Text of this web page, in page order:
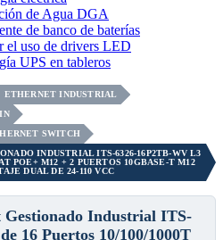
de Agua DGA
de banco de baterías
el uso de drivers LED
UPS en tableros
ETHERNET INDUSTRIAL
SWITCH
INDUSTRIAL ITS-6326-16P2TB-WV L3
POE+ M12 + 2 PUERTOS 10GBASE-T M12
DUAL DE 24-110 VCC
Industrial ITS-
16 Puertos 10/100/1000T